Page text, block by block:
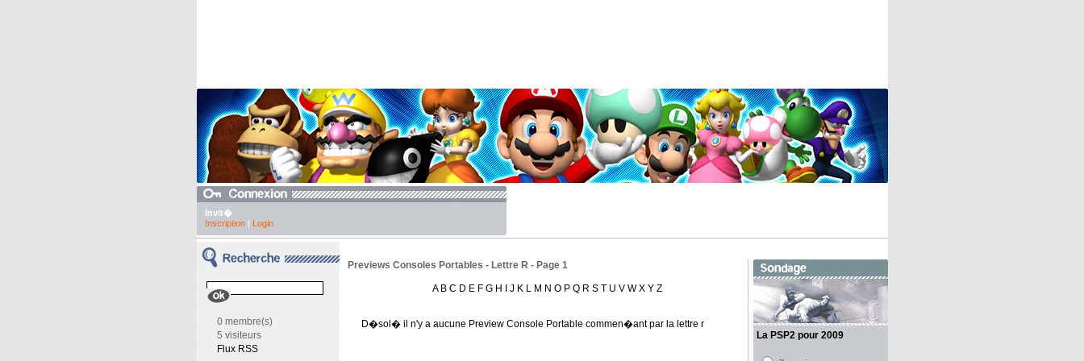
Invit�
Inscription| Login
0 membre(s)
5 visiteurs
Flux RSS
Previews Consoles Portables - Lettre R - Page 1
A B C D E F G H J K L M N O P Q R S T U V W X Y Z
D�sol� il n'y a aucune Preview Console Portable commen�ant par la lettre r
La PSP2 pour 2009